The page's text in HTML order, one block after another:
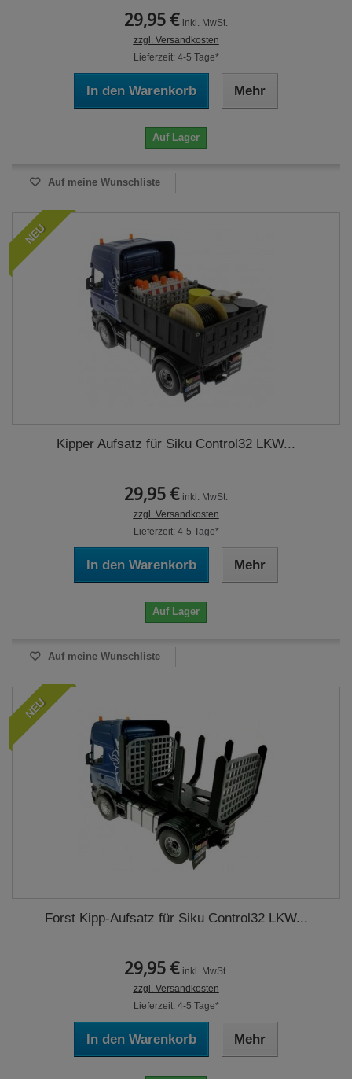
29,95 € inkl. MwSt.
zzgl. Versandkosten
Lieferzeit: 4-5 Tage*
In den Warenkorb Mehr
Auf Lager
Auf meine Wunschliste
NEU
Kipper Aufsatz für Siku Control32 LKW...
29,95 € inkl. MwSt.
zzgl. Versandkosten
Lieferzeit: 4-5 Tage*
In den Warenkorb Mehr
Auf Lager
Auf meine Wunschliste
NEU
Forst Kipp-Aufsatz für Siku Control32 LKW...
29,95 € inkl. MwSt.
zzgl. Versandkosten
Lieferzeit: 4-5 Tage*
In den Warenkorb Mehr